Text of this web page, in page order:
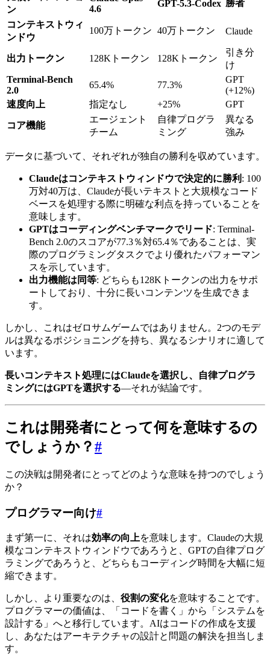
ン
4.6
GPT-5.3-Codex 勝者
コンテキストウィ
ンドウ
100万トークン 40万トークン Claude
出力トークン 128Kトークン 128Kトークン
引き分
け
Terminal-Bench
2.0
65.4% 77.3%
GPT
(+12%)
速度向上
指定なし +25% GPT
コア機能
エージェント
チーム
自律プログラ
ミング
異なる
強み
データに基づいて、それぞれが独自の勝利を収めています。
Claudeはコンテキストウィンドウで決定的に勝利 : 100
万対40万は、Claudeが長いテキストと大規模なコード
ベースを処理する際に明確な利点を持っていることを
意味します。
GPTはコーディングベンチマークでリード: Terminal-
Bench 2.0のスコアが77.3％対65.4％であることは、実
際のプログラミングタスクでより優れたパフォーマン
スを示しています。
出力機能は同等: どちらも128Kトークンの出力をサポ
ートしており、十分に長いコンテンツを生成できま
す。
しかし、これはゼロサムゲームではありません。2つのモデ
ルは異なるポジショニングを持ち、異なるシナリオに適して
います。
長いコンテキスト処理にはClaudeを選択し、自律プログラ
ミングにはGPTを選択する—それが結論です。
これは開発者にとって何を意味するの
でしょうか？#
この決戦は開発者にとってどのような意味を持つのでしょう
か？
プログラマー向け#
まず第一に、それは効率の向上を意味します。Claudeの大規
模なコンテキストウィンドウであろうと、GPTの自律プログ
ラミングであろうと、どちらもコーディング時間を大幅に短
縮できます。
しかし、より重要なのは、 役割の変化を意味することです。
プログラマーの価値は、「コードを書く」から「システムを
設計する」へと移行しています。AIはコードの作成を支援
し、あなたはアーキテクチャの設計と問題の解決を担当しま
す。